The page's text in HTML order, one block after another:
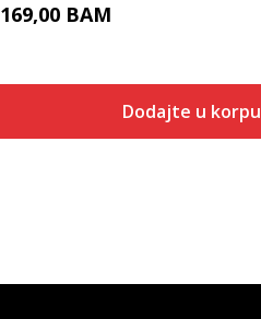
169,00 BAM
Dodajte u korpu